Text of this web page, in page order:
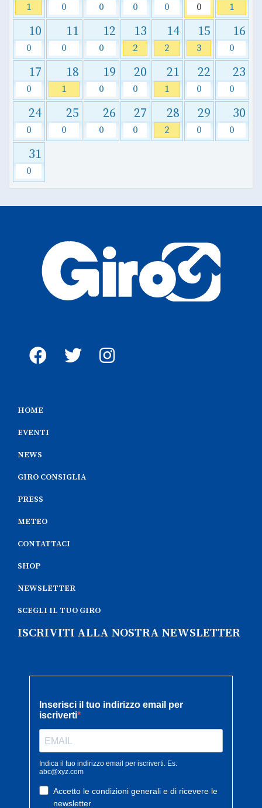
1 0 0 0 0 0 1
10
0
11
0
12
0
13
2
14
2
15
3
16
0
17
0
18
1
19
0
20
0
21
1
22
0
23
0
24
0
25
0
26
0
27
0
28
2
29
0
30
0
31
0
HOME
EVENTI
NEWS
GIRO CONSIGLIA
PRESS
METEO
CONTATTACI
SHOP
NEWSLETTER
SCEGLI IL TUO GIRO
ISCRIVITI ALLA NOSTRA NEWSLETTER